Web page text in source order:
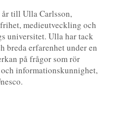
år till Ulla Carlsson,
medieutveckling och
universitet. Ulla har tack
breda erfarenhet under en
på frågor som rör
informationskunnighet,